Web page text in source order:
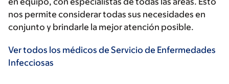
nos permite considerar todas sus necesidades en
conjunto y brindarle la mejor atención posible.
Ver todos los médicos de Servicio de Enfermedades
Infecciosas